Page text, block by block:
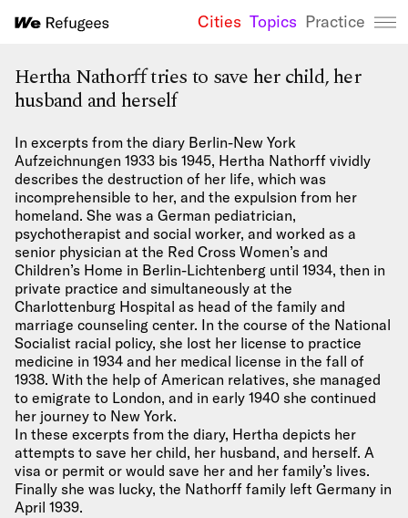
We
Cities Topics Practice
Hertha Nathorff tries to save her child, her
husband and herself
In excerpts from the diary Berlin-New York
Aufzeichnungen 1933 bis 1945, Hertha Nathorff vividly
describes the destruction of her life, which was
incomprehensible to her, and the expulsion from her
homeland. She was a German pediatrician,
psychotherapist and social worker, and worked as a
senior physician at the Red Cross Women’s and
Children’s Home in Berlin-Lichtenberg until 1934, then in
private practice and simultaneously at the
Charlottenburg Hospital as head of the family and
marriage counseling center. In the course of the National
Socialist racial policy, she lost her license to practice
medicine in 1934 and her medical license in the fall of
1938. With the help of American relatives, she managed
to emigrate to London, and in early 1940 she continued
her journey to New York.
In these excerpts from the diary, Hertha depicts her
attempts to save her child, her husband, and herself. A
visa or permit or would save her and her family’s lives.
Finally she was lucky, the Nathorff family left Germany in
April 1939.